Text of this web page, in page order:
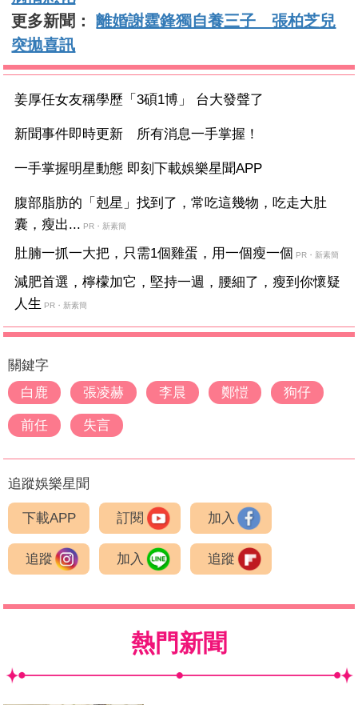
更多新聞：離婚謝霆鋒獨自養三子 張柏芝兒
突拋喜訊
姜厚任女友稱學歷「3碩1博」 台大發聲了
新聞事件即時更新 所有消息一手掌握！
一手掌握明星動態 即刻下載娛樂星聞APP
腹部脂肪的「剋星」找到了，常吃這幾物，吃走大肚
囊，瘦出... PR・新素簡
肚腩一抓一大把，只需1個雞蛋，用一個瘦一個 PR・新素簡
減肥首選，檸檬加它，堅持一週，腰細了，瘦到你懷疑
人生 PR・新素簡
關鍵字
白鹿
張凌赫 李晨 鄭愷 狗仔
前任 失言
追蹤娛樂星聞
下載APP 訂閱 加入
追蹤 加入 追蹤
熱門新聞